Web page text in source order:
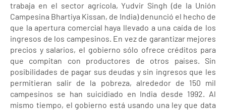
trabaja en el sector agrícola, Yudvir Singh (de la Unión
Campesina Bhartiya Kissan, de India) denunció el hecho de
que la apertura comercial haya llevado a una caída de los
ingresos de los campesinos. En vez de garantizar mejores
precios y salarios, el gobierno sólo ofrece créditos para
que compitan con productores de otros países. Sin
posibilidades de pagar sus deudas y sin ingresos que les
permitieran salir de la pobreza, alrededor de 150 mil
campesinos se han suicidiado en India desde 1992. Al
mismo tiempo, el gobierno está usando una ley que data